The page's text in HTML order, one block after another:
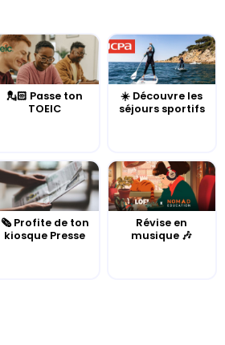
💂🏻 Passe ton
TOEIC
☀️ Découvre les
séjours sportifs
🗞️ Profite de ton
kiosque Presse
Révise en
musique 🎶